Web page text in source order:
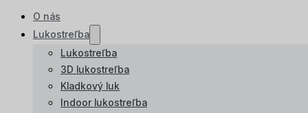
O nás
Lukostreľba
Lukostreľba
3D lukostreľba
Kladkový luk
Indoor lukostreľba